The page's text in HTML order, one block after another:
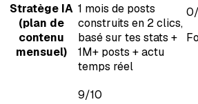
Stratège IA
(plan de
contenu
mensuel)
1 mois de posts
construits en 2 clics,
basé sur tes stats +
1M+ posts + actu
temps réel
0
9/10